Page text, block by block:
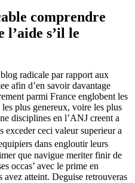
comprendre
l’aide s’il le
radicale par rapport aux
afin d’en savoir davantage
parmi France englobent les
plus genereux, voire les plus
disciplines en l’ANJ creent a
ceci valeur superieur a
dans engloutir leurs
que navigue meriter finir de
occas’ avec le prime en
atteint. Deguise retrouveras